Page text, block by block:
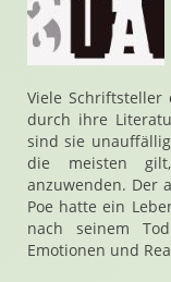
Viele
durch ihre
sind sie
die meisten
anzuwenden. Der
Poe hatte ein
nach seinem
Emotionen und